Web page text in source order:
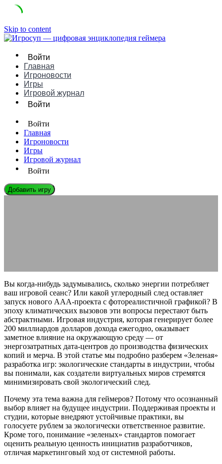
Skip to content
Войти
Главная
Игроновости
Игры
Игровой журнал
Войти
Войти
Главная
Игроновости
Игры
Игровой журнал
Войти
Добавить игру
Вы когда-нибудь задумывались, сколько энергии потребляет
ваш игровой сеанс? Или какой углеродный след оставляет
запуск нового AAA-проекта с фотореалистичной графикой? В
эпоху климатических вызовов эти вопросы перестают быть
абстрактными. Игровая индустрия, которая генерирует более
200 миллиардов долларов дохода ежегодно, оказывает
заметное влияние на окружающую среду — от
энергозатратных дата-центров до производства физических
копий и мерча. В этой статье мы подробно разберем «Зеленая»
разработка игр: экологические стандарты в индустрии, чтобы
вы понимали, как создатели виртуальных миров стремятся
минимизировать свой экологический след.
Почему эта тема важна для геймеров? Потому что осознанный
выбор влияет на будущее индустрии. Поддерживая проекты и
студии, которые внедряют устойчивые практики, вы
голосуете рублем за экологически ответственное развитие.
Кроме того, понимание «зеленых» стандартов помогает
оценить реальную ценность инициатив разработчиков,
отличая маркетинговый ход от системной работы.